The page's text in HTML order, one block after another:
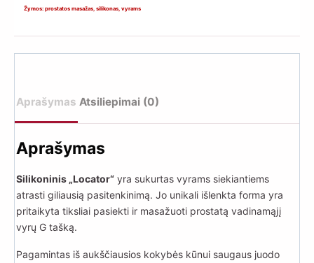
masažuoklis
Žymos: prostatos masažas silikonas vyrams
Aprašymas Atsiliepimai (0)
Aprašymas
Silikoninis „Locator“ yra sukurtas vyrams siekiantiems
atrasti giliausią pasitenkinimą. Jo unikali išlenkta forma yra
pritaikyta tiksliai pasiekti ir masažuoti prostatą vadinamąjį
vyrų G tašką.
Pagamintas iš aukščiausios kokybės kūnui saugaus juodo